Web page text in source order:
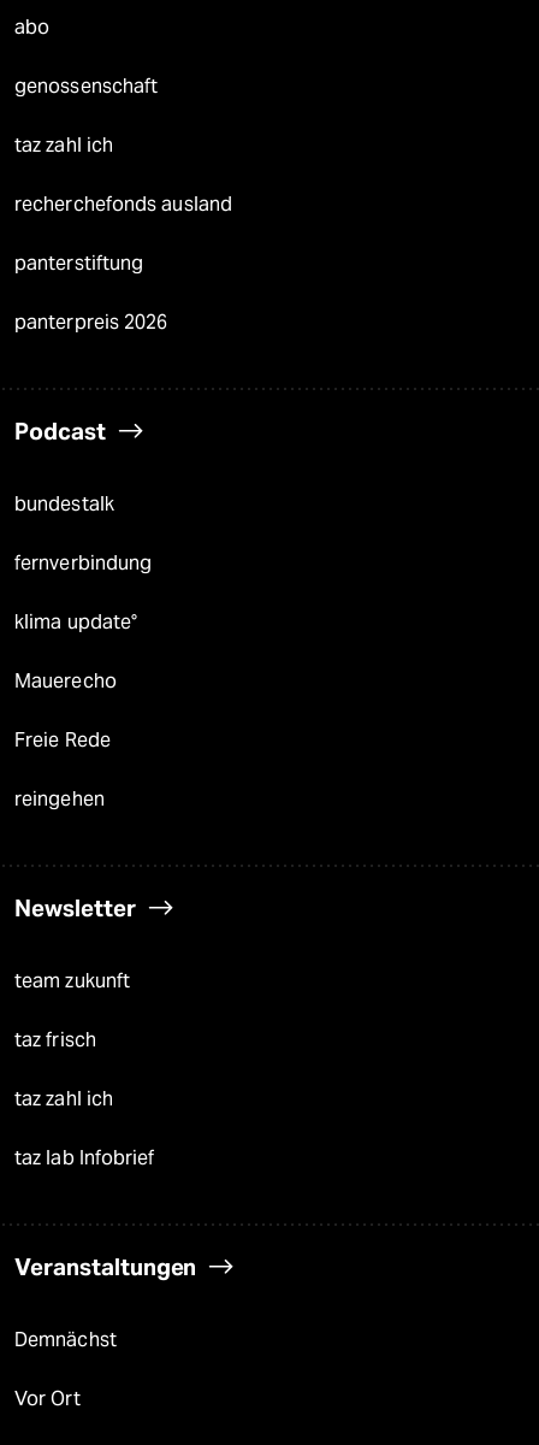
abo
genossenschaft
taz zahl ich
recherchefonds ausland
panterstiftung
panterpreis 2026
Podcast
bundestalk
fernverbindung
klima update°
Mauerecho
Freie Rede
reingehen
Newsletter
team zukunft
taz frisch
taz zahl ich
taz lab Infobrief
Veranstaltungen
Demnächst
Vor Ort